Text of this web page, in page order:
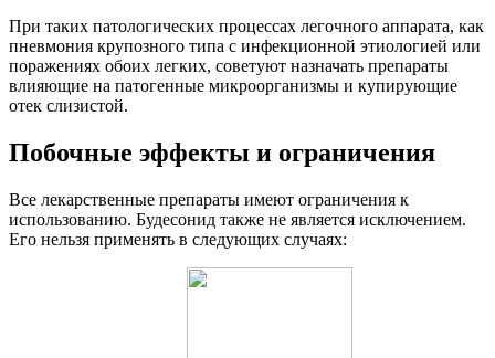
При таких патологических процессах легочного аппарата, как
пневмония крупозного типа с инфекционной этиологией или
поражениях обоих легких, советуют назначать препараты
влияющие на патогенные микроорганизмы и купирующие
отек слизистой.
Побочные эффекты и ограничения
Все лекарственные препараты имеют ограничения к
использованию. Будесонид также не является исключением.
Его нельзя применять в следующих случаях: